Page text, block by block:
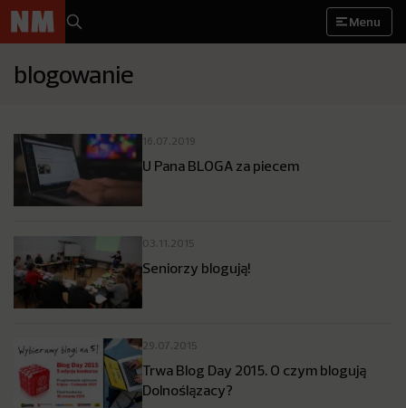
Menu
blogowanie
16.07.2019
U Pana BLOGA za piecem
03.11.2015
Seniorzy blogują!
29.07.2015
Trwa Blog Day 2015. O czym blogują
Dolnoślązacy?